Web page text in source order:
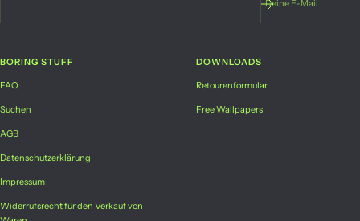
Deine E-Mail
BORING STUFF
FAQ
Suchen
AGB
Datenschutzerklärung
Impressum
Widerrufsrecht für den Verkauf von
DOWNLOADS
Retourenformular
Free Wallpapers